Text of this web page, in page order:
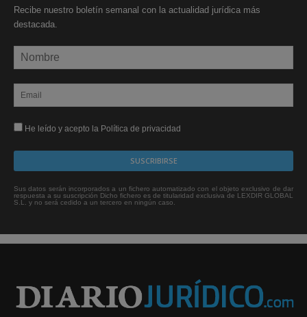
Recibe nuestro boletín semanal con la actualidad jurídica más
destacada.
He leído y acepto la Política de privacidad
Sus datos serán incorporados a un fichero automatizado con el objeto exclusivo de dar
respuesta a su suscripción Dicho fichero es de titularidad exclusiva de LEXDIR GLOBAL
S.L. y no será cedido a un tercero en ningún caso.